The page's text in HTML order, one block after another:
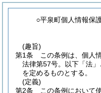
○平泉町個人情報保
(趣旨)
第1条
この条例は、個人
法律第57号。以下「法
を定めるものとする。
(定義)
第2条
この条例において